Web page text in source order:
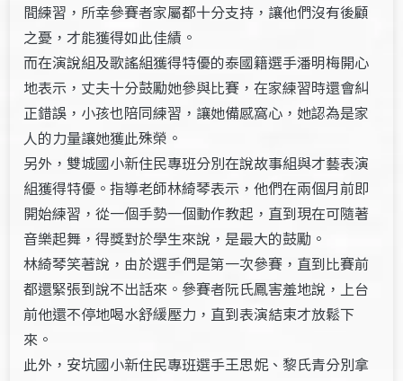
間練習，所幸參賽者家屬都十分支持，讓他們沒有後顧
之憂，才能獲得如此佳績。
而在演說組及歌謠組獲得特優的泰國籍選手潘明梅開心
地表示，丈夫十分鼓勵她參與比賽，在家練習時還會糾
正錯誤，小孩也陪同練習，讓她備感窩心，她認為是家
人的力量讓她獲此殊榮。
另外，雙城國小新住民專班分別在說故事組與才藝表演
組獲得特優。指導老師林綺琴表示，他們在兩個月前即
開始練習，從一個手勢一個動作教起，直到現在可隨著
音樂起舞，得獎對於學生來說，是最大的鼓勵。
林綺琴笑著說，由於選手們是第一次參賽，直到比賽前
都還緊張到說不出話來。參賽者阮氏鳳害羞地說，上台
前他還不停地喝水舒緩壓力，直到表演結束才放鬆下
來。
此外，安坑國小新住民專班選手王思妮、黎氏青分別拿